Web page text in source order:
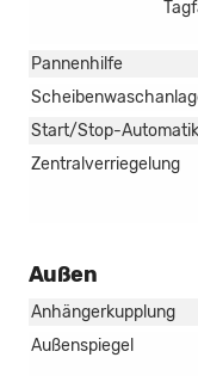
Pannenhilfe
Start/Stop-Automatik
Zentralverriegelung
Außen
Anhängerkupplung
Außenspiegel